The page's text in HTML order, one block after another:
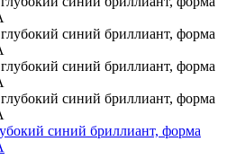
синий бриллиант, форма